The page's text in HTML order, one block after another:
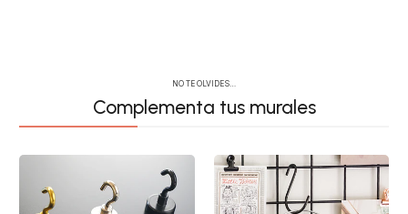
NO TE OLVIDES…
Complementa tus murales